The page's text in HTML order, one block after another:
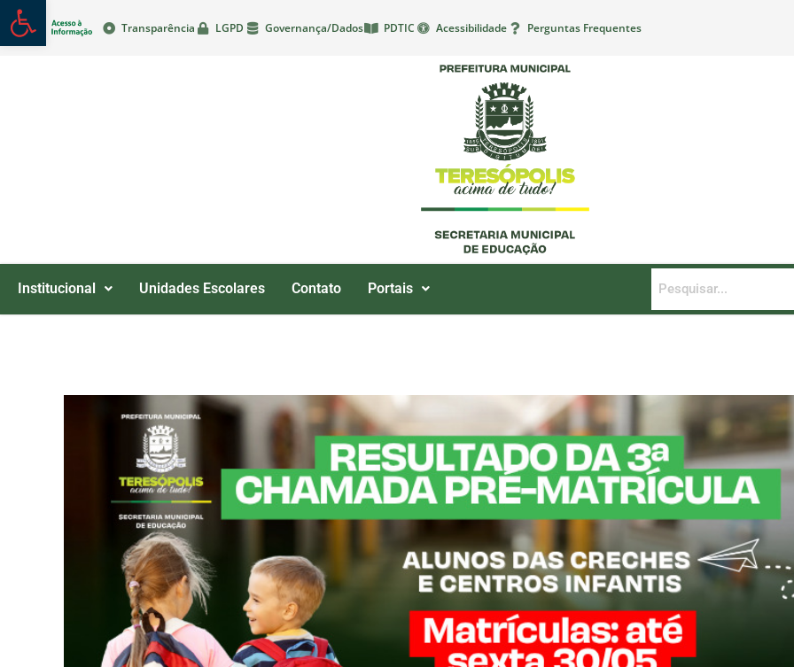
Transparência LGPD Governança/Dados PDTIC Acessibilidade Perguntas Frequentes
Institucional Unidades Escolares Contato Portais